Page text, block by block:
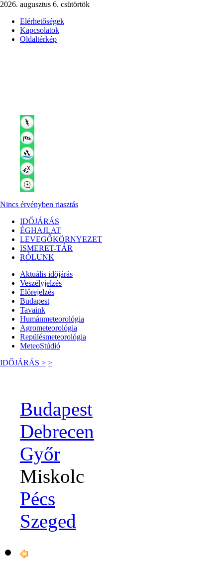
2026. augusztus 6. csütörtök
Elérhetőségek
Kapcsolatok
Oldaltérkép
Nincs érvényben riasztás
IDŐJÁRÁS
ÉGHAJLAT
LEVEGŐKÖRNYEZET
ISMERET-TÁR
RÓLUNK
Aktuális időjárás
Veszélyjelzés
Előrejelzés
Budapest
Tavaink
Humánmeteorológia
Agrometeorológia
Repülésmeteorológia
MeteoStúdió
IDŐJÁRÁS > >
Budapest
Debrecen
Győr
Miskolc
Pécs
Szeged